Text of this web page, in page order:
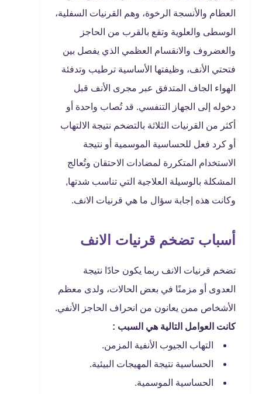
العظام والأنسجة الرخوة، وهم القرنيات السفلية،
الوسطى والعلوية وتقع بالقرب من الحاجز
والغضروف والانقسام العظمي الذي يفصل بين
فتحتي الأنف، وظيفتها الأساسية ترطيب وتدفئة
الهواء الجاف المتدفق عبر مجرى الأنف قبل
دخوله إلى الجهاز التنفسي. قد تُصاب واحدة أو
أكثر من القرنيات الثلاثة بالتضخم نتيجة الالتهاب
أو كرد فعل للحساسية الموسمية أو نتيجة
الاستخدام المتكررة لمضادات الاحتقان وتُعالج
المشكلة بالوسيلة العلاجية التي تناسب شدتها,
وكانت هذه إجابة سؤال ما هي قرنيات الانف.
أسباب تضخم قرنيات الانف
تضخم قرنيات الانف ربما يكون حادًا نتيجة
العدوى أو مزمنًا في بعض الحالات، ولدى معظم
الأشخاص ممن يعانون من انحراف الحاجز الأنفي.
كانت العوامل التالية هي السبب :
التهاب الجيوب الأنفية المزمن.
الحساسية نتيجة المهيجات البيئية.
الحساسية الموسمية.